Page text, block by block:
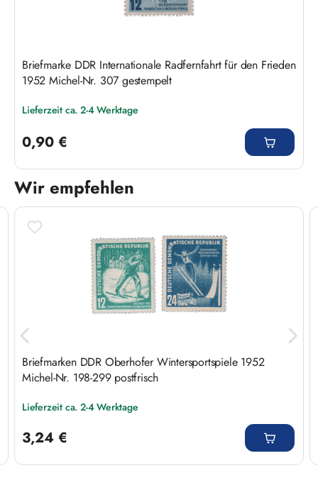
Briefmarke DDR Internationale Radfernfahrt für den Frieden
1952 Michel-Nr. 307 gestempelt
Lieferzeit ca. 2-4 Werktage
0,90 €
Wir empfehlen
Produktgalerie überspringen
Briefmarken DDR Oberhofer Wintersportspiele 1952
Michel-Nr. 198-299 postfrisch
Lieferzeit ca. 2-4 Werktage
3,24 €